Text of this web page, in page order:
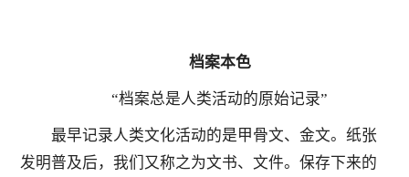
档案本色
“档案总是人类活动的原始记录”
最早记录人类文化活动的是甲骨文、金文。纸张
发明普及后，我们又称之为文书、文件。保存下来的